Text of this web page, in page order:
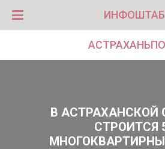
ИНФОШТАБ
В АСТРАХАНСКОЙ
СТРОИТСЯ